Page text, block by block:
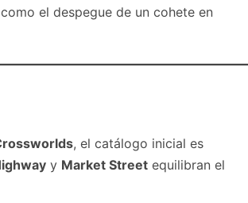
el despegue de un cohete en
, el catálogo inicial es
y Market Street equilibran el